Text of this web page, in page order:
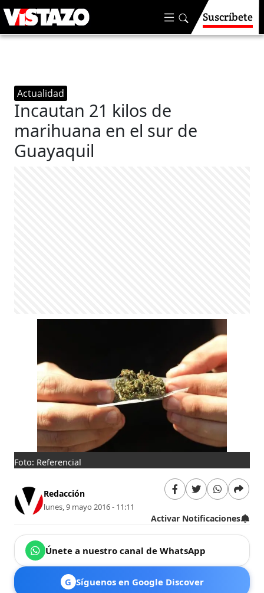
Suscríbete
Actualidad
Incautan 21 kilos de
marihuana en el sur de
Guayaquil
Foto: Referencial
Redacción
lunes, 9 mayo 2016 - 11:11
Activar Notificaciones
Únete a nuestro canal de WhatsApp
G Síguenos en Google Discover